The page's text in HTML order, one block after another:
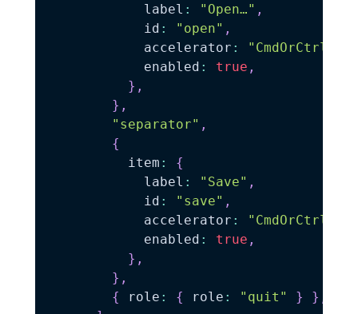
            label
: "Open…" ,
            id
: "open" ,
            accelerator
: "CmdOrCtrl+O"
            enabled
: true ,
} ,
} ,
"separator" ,
{
          item
:
{
            label
: "Save" ,
            id
: "save" ,
            accelerator
: "CmdOrCtrl+S"
            enabled
: true ,
} ,
} ,
{
role : { role : "quit" } }